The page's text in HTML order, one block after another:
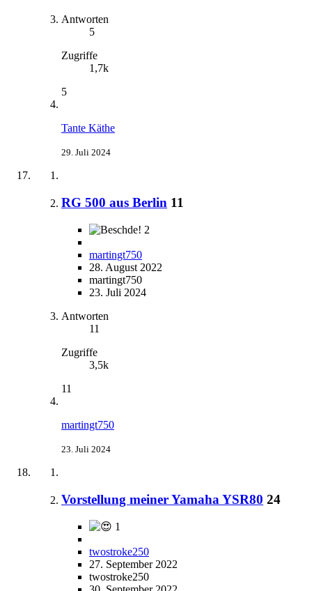
Antworten
5
Zugriffe
1,7k
5
Tante Käthe
29. Juli 2024
RG 500 aus Berlin 11
2
martingt750
28. August 2022
martingt750
23. Juli 2024
Antworten
11
Zugriffe
3,5k
11
martingt750
23. Juli 2024
Vorstellung meiner Yamaha YSR80 24
1
twostroke250
27. September 2022
twostroke250